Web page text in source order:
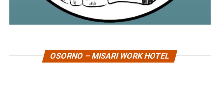
OSORNO – MISARI WORK HOTEL